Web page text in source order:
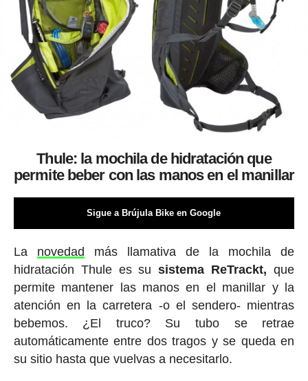
Thule: la mochila de hidratación que
permite beber con las manos en el manillar
Sigue a Brújula Bike en Google
La novedad más llamativa de la mochila de
hidratación Thule es susistema ReTrackt,que
permite mantener las manos en el manillar y la
atención en la carretera -o el sendero- mientras
bebemos. ¿El truco? Su tubo se retrae
automáticamente entre dos tragos y se queda en
su sitio hasta que vuelvas a necesitarlo.